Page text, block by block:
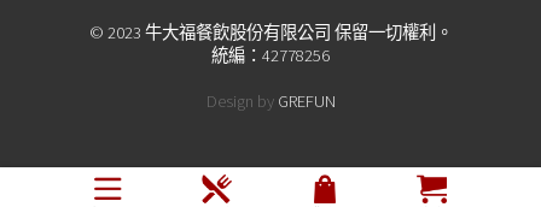
© 2023 牛大福餐飲股份有限公司 保留一切權利。
統編：42778256
Design by GREFUN